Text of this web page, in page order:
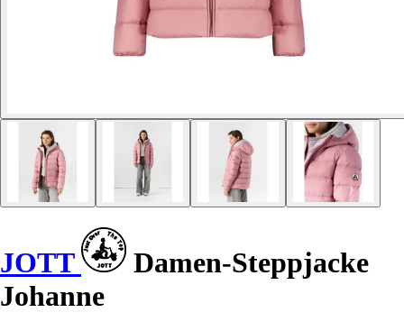
JOTT
Damen-Steppjacke
Johanne